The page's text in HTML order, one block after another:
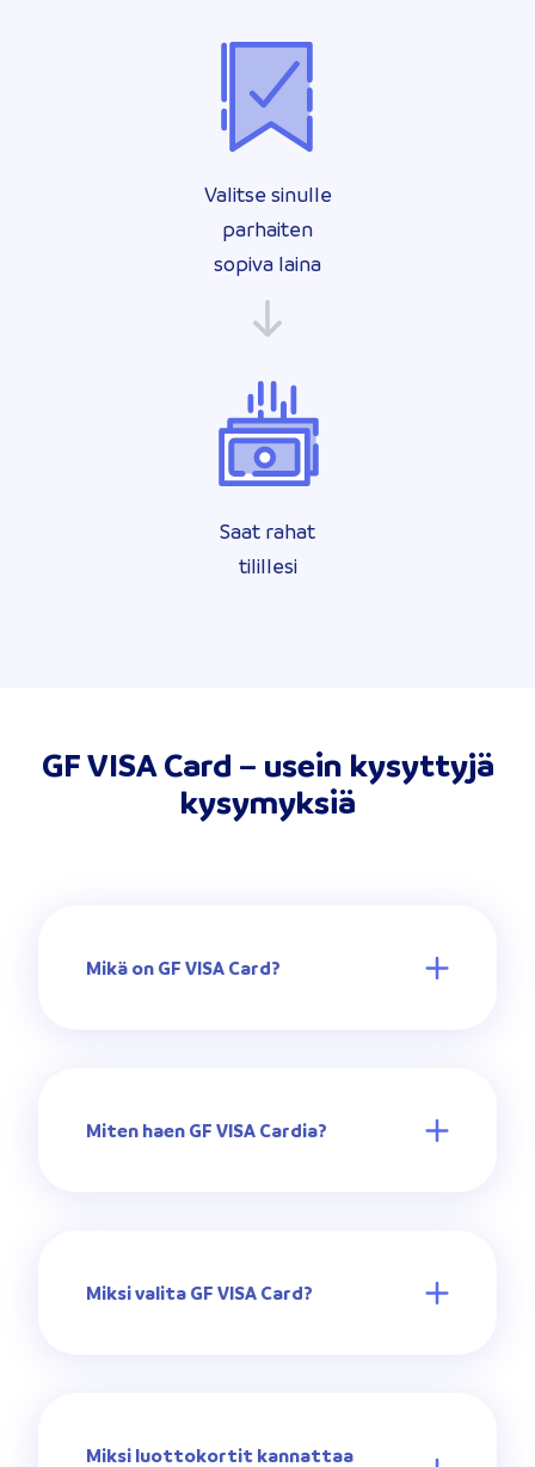
Valitse sinulle
parhaiten
sopiva laina
Saat rahat
tilillesi
GF VISA Card – usein kysyttyjä
kysymyksiä
Mikä on GF VISA Card?
Miten haen GF VISA Cardia?
Miksi valita GF VISA Card?
Miksi luottokortit kannattaa